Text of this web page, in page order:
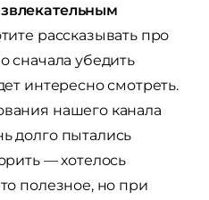
рассказывать про
сначала убедить
интересно смотреть.
нашего канала
долго пытались
— хотелось
полезное, но при